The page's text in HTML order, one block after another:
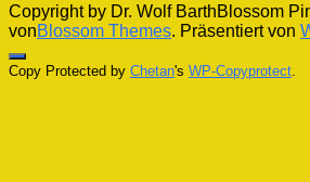
Copyright by Dr. Wolf BarthBlossom
vonBlossom Themes. Präsentiert von
Copy Protected by Chetan's WP-Copyprotect